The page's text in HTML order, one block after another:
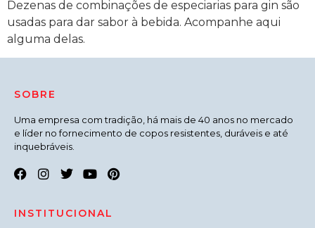
Dezenas de combinações de especiarias para gin são
usadas para dar sabor à bebida. Acompanhe aqui
alguma delas.
SOBRE
Uma empresa com tradição, há mais de 40 anos no mercado
e líder no fornecimento de copos resistentes, duráveis e até
inquebráveis.
INSTITUCIONAL